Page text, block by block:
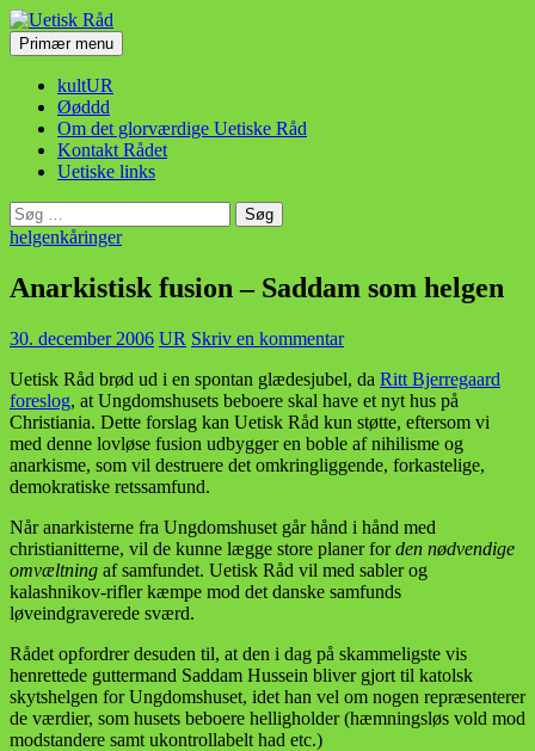
Hop
til
indhold
Uetisk Råd
SøgPrimær menu
kultUR
Øøddd
Om det glorværdige Uetiske Råd
Kontakt Rådet
Uetiske links
Søg
efter:
helgenkåringer
Anarkistisk fusion – Saddam som helgen
30. december 2006 UR Skriv en kommentar
Uetisk Råd brød ud i en spontan glædesjubel, da Ritt Bjerregaard
foreslog, at Ungdomshusets beboere skal have et nyt hus på
Christiania. Dette forslag kan Uetisk Råd kun støtte, eftersom vi
med denne lovløse fusion udbygger en boble af nihilisme og
anarkisme, som vil destruere det omkringliggende, forkastelige,
demokratiske retssamfund.
Når anarkisterne fra Ungdomshuset går hånd i hånd med
christianitterne, vil de kunne lægge store planer forden nødvendige
omvæltning af samfundet. Uetisk Råd vil med sabler og
kalashnikov-rifler kæmpe mod det danske samfunds
løveindgraverede sværd.
Rådet opfordrer desuden til, at den i dag på skammeligste vis
henrettede guttermand Saddam Hussein bliver gjort til katolsk
skytshelgen for Ungdomshuset, idet han vel om nogen repræsenterer
de værdier, som husets beboere helligholder (hæmningsløs vold mod
modstandere samt ukontrollabelt had etc.)